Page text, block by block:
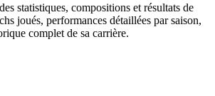
statistiques, compositions et résultats de
joués, performances détaillées par saison,
complet de sa carrière.